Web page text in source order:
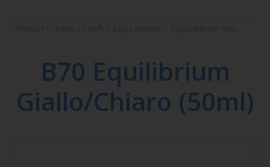
SEMINARI IN DIFFERITA
LIBRI
B70 Equilibrium
Giallo/Chiaro (50ml)